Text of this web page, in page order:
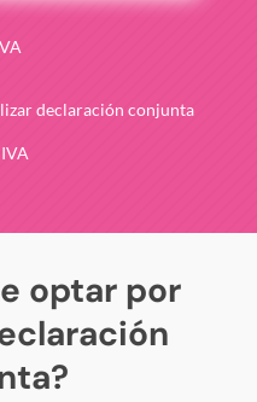
declaración conjunta
optar por